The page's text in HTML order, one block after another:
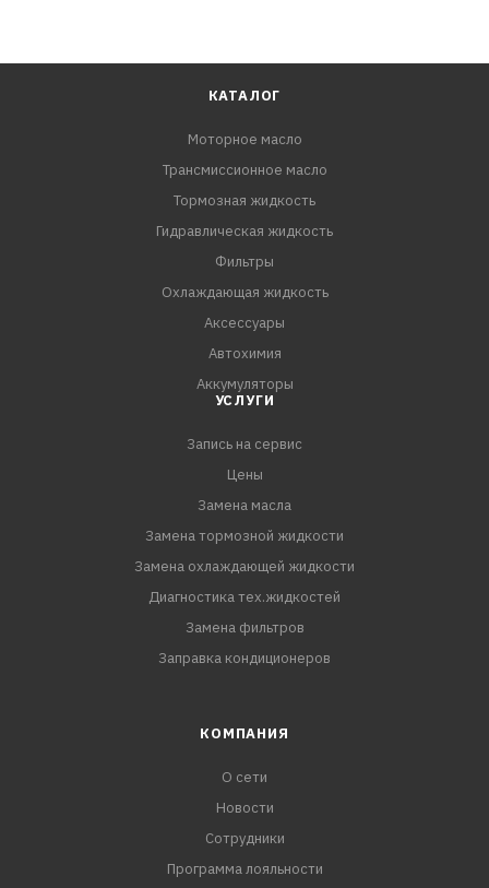
КАТАЛОГ
Моторное масло
Трансмиссионное масло
Тормозная жидкость
Гидравлическая жидкость
Фильтры
Охлаждающая жидкость
Аксессуары
Автохимия
Аккумуляторы
УСЛУГИ
Запись на сервис
Цены
Замена масла
Замена тормозной жидкости
Замена охлаждающей жидкости
Диагностика тех.жидкостей
Замена фильтров
Заправка кондиционеров
КОМПАНИЯ
О сети
Новости
Сотрудники
Программа лояльности